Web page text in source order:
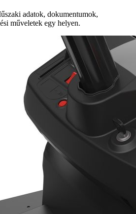
adatok, dokumentumok,
műveletek egy helyen.